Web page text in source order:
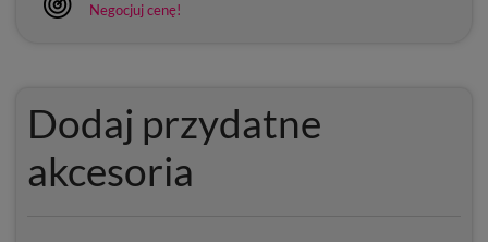
Negocjuj cenę!
Dodaj przydatne
akcesoria